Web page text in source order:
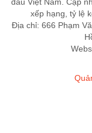
xếp hạng, tỷ lệ
Địa chỉ: 666 Phạm